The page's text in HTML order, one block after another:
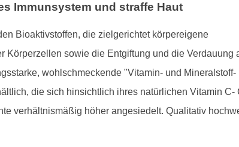
Immunsystem und straffe Haut
Bioaktivstoffen, die zielgerichtet körpereigene
sowie die Entgiftung und die Verdauung
wohlschmeckende "Vitamin- und
die sich hinsichtlich ihres natürlichen Vitamin C-
verhältnismäßig höher angesiedelt. Qualitativ